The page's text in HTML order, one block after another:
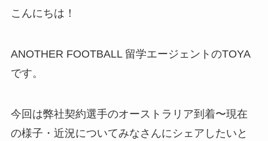
こんにちは！
ANOTHER FOOTBALL 留学エージェントのTOYA
です。
今回は弊社契約選手のオーストラリア到着〜現在
の様子・近況についてみなさんにシェアしたいと